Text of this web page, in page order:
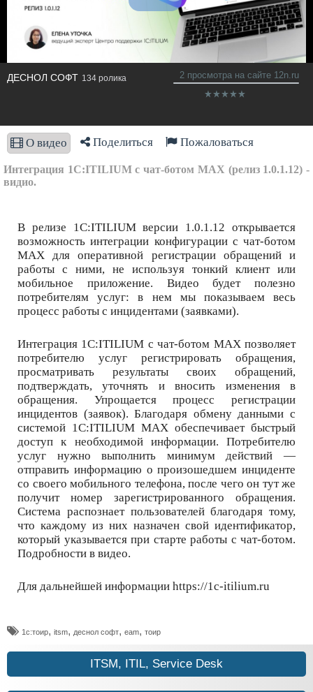
ДЕСНОЛ СОФТ 134 ролика 2 просмотра на сайте 12n.ru
О видео Поделиться Пожаловаться
Интеграция 1C:ITILIUM с чат-ботом MАХ (релиз 1.0.1.12) -
видио.
В релизе 1С:ITILIUM версии 1.0.1.12 открывается
возможность интеграции конфигурации с чат-ботом
MАХ для оперативной регистрации обращений и
работы с ними, не используя тонкий клиент или
мобильное приложение. Видео будет полезно
потребителям услуг: в нем мы показываем весь
процесс работы с инцидентами (заявками).
Интеграция 1С:ITILIUM с чат-ботом MАХ позволяет
потребителю услуг регистрировать обращения,
просматривать результаты своих обращений,
подтверждать, уточнять и вносить изменения в
обращения. Упрощается процесс регистрации
инцидентов (заявок). Благодаря обмену данными с
системой 1С:ITILIUM MАХ обеспечивает быстрый
доступ к необходимой информации. Потребителю
услуг нужно выполнить минимум действий —
отправить информацию о произошедшем инциденте
со своего мобильного телефона, после чего он тут же
получит номер зарегистрированного обращения.
Система распознает пользователей благодаря тому,
что каждому из них назначен свой идентификатор,
который указывается при старте работы с чат-ботом.
Подробности в видео.
Для дальнейшей информации https://1c-itilium.ru
1с:тоир, itsm, деснол софт, eam, тоир
ITSM, ITIL, Service Desk